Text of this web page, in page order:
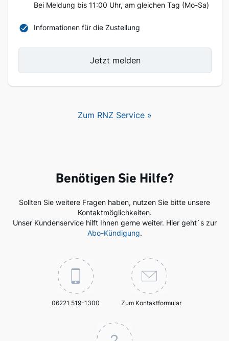
Bei Meldung bis 11:00 Uhr, am gleichen Tag (Mo-Sa)
Informationen für die Zustellung
Jetzt melden
Zum RNZ Service »
Benötigen Sie Hilfe?
Sollten Sie weitere Fragen haben, nutzen Sie bitte unsere
Kontaktmöglichkeiten.
Unser Kundenservice hilft Ihnen gerne weiter. Hier geht`s zur
Abo-Kündigung.
06221 519-1300 Zum Kontaktformular